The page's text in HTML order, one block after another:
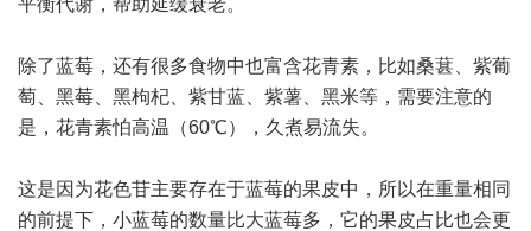
平衡代谢，帮助延缓衰老。
除了蓝莓，还有很多食物中也富含花青素，比如桑葚、紫葡
萄、黑莓、黑枸杞、紫甘蓝、紫薯、黑米等，需要注意的
是，花青素怕高温（60℃），久煮易流失。
这是因为花色苷主要存在于蓝莓的果皮中，所以在重量相同
的前提下，小蓝莓的数量比大蓝莓多，它的果皮占比也会更